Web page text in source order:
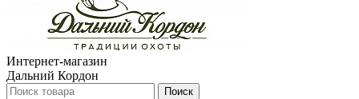
Интернет-магазин
Дальний Кордон
Поиск